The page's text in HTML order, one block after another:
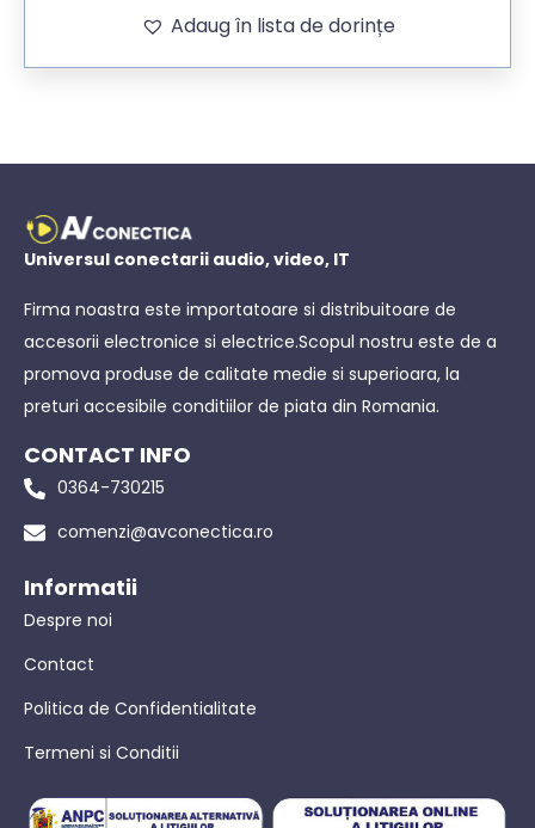
Adaug în lista de dorințe
Universul conectarii audio, video, IT
Firma noastra este importatoare si distribuitoare de
accesorii electronice si electrice.Scopul nostru este de a
promova produse de calitate medie si superioara, la
preturi accesibile conditiilor de piata din Romania.
CONTACT INFO
0364-730215
comenzi@avconectica.ro
Informatii
Despre noi
Contact
Politica de Confidentialitate
Termeni si Conditii